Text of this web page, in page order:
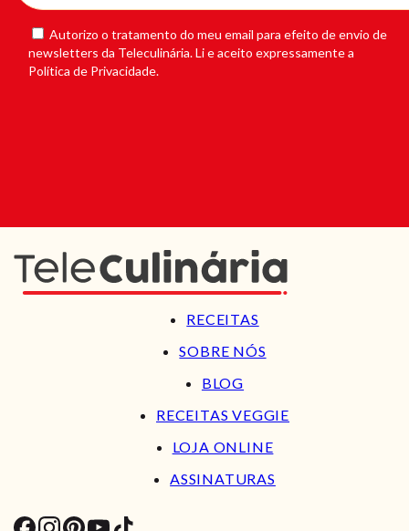
Autorizo o tratamento do meu email para efeito de envio de
newsletters da Teleculinária. Li e aceito expressamente a
Política de Privacidade.
RECEITAS
SOBRE NÓS
BLOG
RECEITAS VEGGIE
LOJA ONLINE
ASSINATURAS